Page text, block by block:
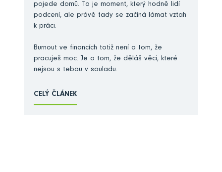
pojede domů. To je moment, který hodně lidí
podcení, ale právě tady se začíná lámat vztah
k práci.
Burnout ve financích totiž není o tom, že
pracuješ moc. Je o tom, že děláš věci, které
nejsou s tebou v souladu.
CELÝ ČLÁNEK